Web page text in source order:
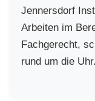
Jennersdorf
Arbeiten im
Fachgerecht,
rund um die Uhr.